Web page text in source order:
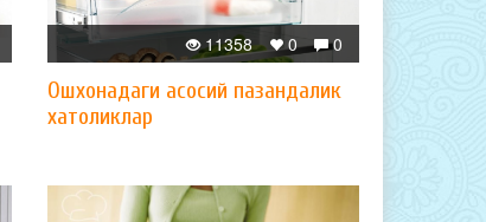
0
0
11358
Ошхонадаги асосий пазандалик
хатоликлар